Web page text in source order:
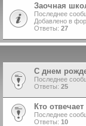
Заочная
Последнее
Добавлено в
Ответы: 27
С днем
Последнее
Ответы: 25
Кто
Последнее
Ответы: 10